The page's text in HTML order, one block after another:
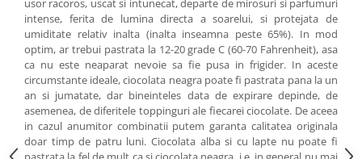
usor racoros, uscat si intunecat, departe de mirosuri si parfumuri
intense, ferita de lumina directa a soarelui, si protejata de
umiditate relativ inalta (inalta inseamna peste 65%). In mod
optim, ar trebui pastrata la 12-20 grade C (60-70 Fahrenheit), asa
ca nu este neaparat nevoie sa fie pusa in frigider. In aceste
circumstante ideale, ciocolata neagra poate fi pastrata pana la un
an si jumatate, dar bineinteles data de expirare depinde, de
asemenea, de diferitele toppinguri ale fiecarei ciocolate. De aceea
in cazul anumitor combinatii putem garanta calitatea originala
doar timp de patru luni. Ciocolata alba si cu lapte nu poate fi